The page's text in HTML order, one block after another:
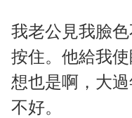
我老公見我臉
按住。他給我
想也是啊，大
不好。